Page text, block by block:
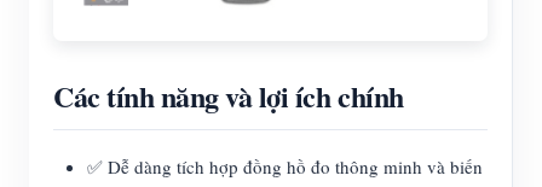
Các tính năng và lợi ích chính
✅ Dễ dàng tích hợp đồng hồ đo thông minh và biến